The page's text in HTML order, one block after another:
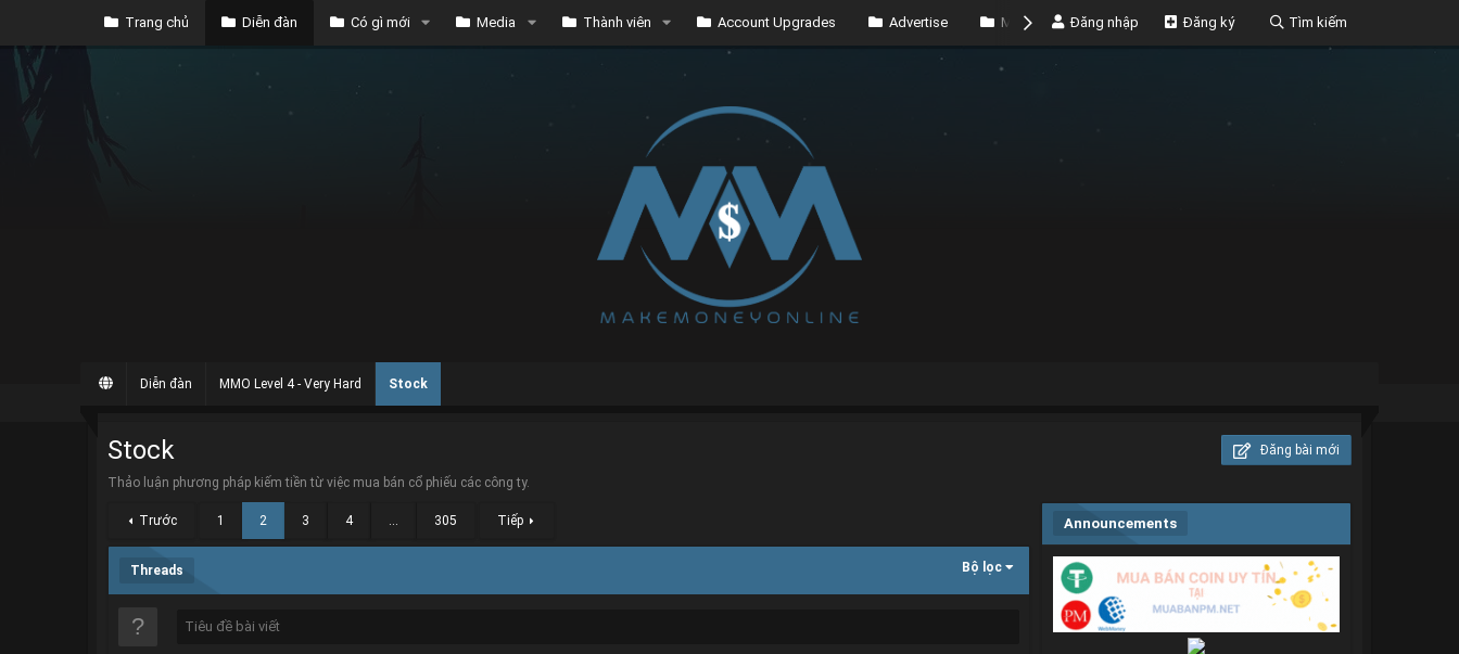
Trang chủ Diễn đàn Có gì mới Media Thành viên Account Upgrades Advertise Marketplace Money
Đăng nhập Đăng ký Tìm kiếm
Diễn đàn MMO Level 4 - Very Hard Stock
Stock Đăng bài mới
Thảo luận phương pháp kiếm tiền từ việc mua bán cổ phiếu các công ty.
Trước 1 2 3 4 … 305 Tiếp
Threads Bộ lọc
Announcements